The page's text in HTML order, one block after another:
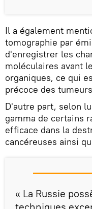
Il a également
tomographie par
d'enregistrer les
moléculaires avant
organiques, ce qui
précoce des
D'autre part, selon
gamma de certains
efficace dans la
cancéreuses ainsi
« La Russie